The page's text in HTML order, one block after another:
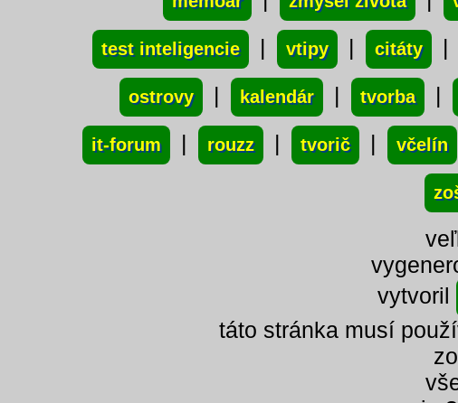
test inteligencie | vtipy | citáty |
ostrovy | kalendár | tvorba |
it-forum | rouzz | tvorič | včelín
vytvoril
táto stránka musí